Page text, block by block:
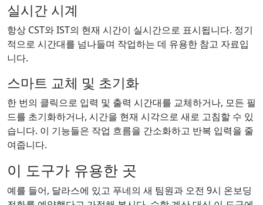
실시간 시계
항상 CST와 IST의 현재 시간이 실시간으로 표시됩니다. 정기
적으로 시간대를 넘나들며 작업하는 데 유용한 참고 자료입
니다.
스마트 교체 및 초기화
한 번의 클릭으로 입력 및 출력 시간대를 교체하거나, 모든 필
드를 초기화하거나, 시간을 현재 시각으로 새로 고침할 수 있
습니다. 이 기능들은 작업 흐름을 간소화하고 반복 입력을 줄
여줍니다.
이 도구가 유용한 곳
예를 들어, 달라스에 있고 푸네의 새 팀원과 오전 9시 온보딩